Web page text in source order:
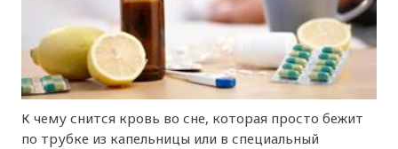
К чему снится кровь во сне, которая просто бежит
по трубке из капельницы или в специальный